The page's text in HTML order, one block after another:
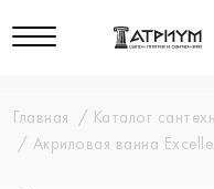
Главная Каталог
Акриловая ванна